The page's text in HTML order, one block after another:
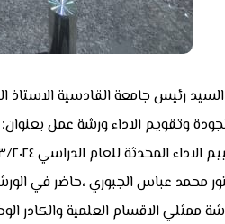
السيد رئيس جامعة القادسية
وتقويم الاداء ورشة عمل بعنوان:
المحدثة للعام الدراسي ٢٠٢٣/٢٠٢٤ )
محمد عباس الجبوري ،حاضر في
ممثلي الاقسام العلمية والكادر